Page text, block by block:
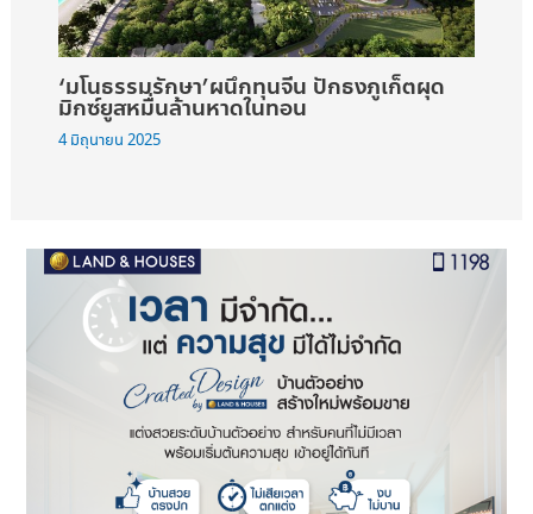
‘มโนธรรมรักษา’ผนึกทุนจีน ปักธงภูเก็ตผุด
มิกซ์ยูสหมื่นล้านหาดในทอน
4 มิถุนายน 2025